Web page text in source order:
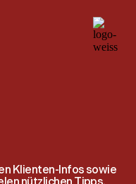
Klienten-Infos sowie